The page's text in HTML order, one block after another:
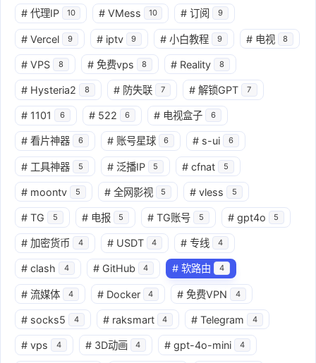
# 代理IP 10 # VMess 10 # 订阅 9
# Vercel 9 # iptv 9 # 小白教程 9 # 电视 8
# VPS 8 # 免费vps 8 # Reality 8
# Hysteria2 8 # 防失联 7 # 解锁GPT 7
# 1101 6 # 522 6 # 电视盒子 6
# 看片神器 6 # 账号星球 6 # s-ui 6
# 工具神器 5 # 泛播IP 5 # cfnat 5
# moontv 5 # 全网影视 5 # vless 5
# TG 5 # 电报 5 # TG账号 5 # gpt4o 5
# 加密货币 4 # USDT 4 # 专线 4
# clash 4 # GitHub 4 # 软路由 4
# 流媒体 4 # Docker 4 # 免费VPN 4
# socks5 4 # raksmart 4 # Telegram 4
# vps 4 # 3D动画 4 # gpt-4o-mini 4